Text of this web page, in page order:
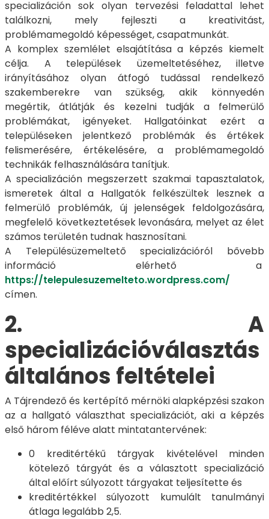
specializáción sok olyan tervezési feladattal lehet
találkozni, mely fejleszti a kreativitást,
problémamegoldó képességet, csapatmunkát.
A komplex szemlélet elsajátítása a képzés kiemelt
célja. A települések üzemeltetéséhez, illetve
irányításához olyan átfogó tudással rendelkező
szakemberekre van szükség, akik könnyedén
megértik, átlátják és kezelni tudják a felmerülő
problémákat, igényeket. Hallgatóinkat ezért a
településeken jelentkező problémák és értékek
felismerésére, értékelésére, a problémamegoldó
technikák felhasználására tanítjuk.
A specializáción megszerzett szakmai tapasztalatok,
ismeretek által a Hallgatók felkészültek lesznek a
felmerülő problémák, új jelenségek feldolgozására,
megfelelő következtetések levonására, melyet az élet
számos területén tudnak hasznosítani.
A Településüzemeltető specializációról bővebb
információ elérhető a
https://telepulesuzemelteto.wordpress.com/
címen.
2. A
specializációválasztás
általános feltételei
A Tájrendező és kertépítő mérnöki alapképzési szakon
az a hallgató választhat specializációt, aki a képzés
első három féléve alatt mintatantervének:
0 kreditértékű tárgyak kivételével minden
kötelező tárgyát és a választott specializáció
által előírt súlyozott tárgyakat teljesítette és
kreditértékkel súlyozott kumulált tanulmányi
átlaga legalább 2,5.